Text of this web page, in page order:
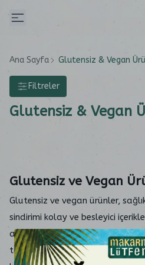
Ana Sayfa Glutensiz & Vegan
Filtreler
Glutensiz & Vegan
Glutensiz ve Vegan
Glutensiz ve vegan ürünler,
sindirimi kolay ve besleyici
alternatiflerdir. Makarna
tarhana, protein çorbaları,